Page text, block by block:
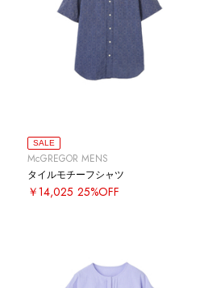
SALE
McGREGOR MENS
タイルモチーフシャツ
￥14,025 25%OFF